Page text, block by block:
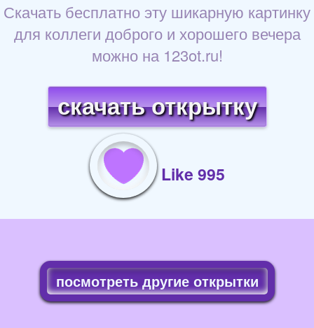
Скачать бесплатно эту шикарную картинку
для коллеги доброго и хорошего вечера
можно на 123ot.ru!
скачать открытку
Like 995
посмотреть другие открытки